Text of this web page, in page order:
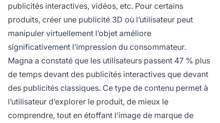
publicités interactives, vidéos, etc. Pour certains
produits, créer une publicité 3D où l’utilisateur peut
manipuler virtuellement l’objet améliore
significativement l’impression du consommateur.
Magna a constaté que les utilisateurs passent 47 % plus
de temps devant des publicités interactives que devant
des publicités classiques. Ce type de contenu permet à
l’utilisateur d’explorer le produit, de mieux le
comprendre, tout en étoffant l’image de marque de